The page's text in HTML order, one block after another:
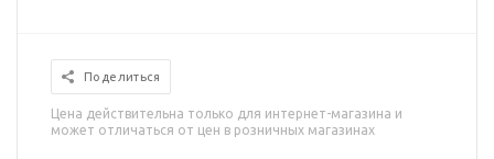
Поделиться
Цена действительна только для интернет-магазина и
может отличаться от цен в розничных магазинах